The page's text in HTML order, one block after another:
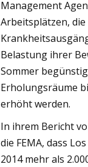
Management
Arbeitsplätzen,
Belastung ihrer
Sommer
Erholungsräume
erhöht werden.
In ihrem Bericht
die FEMA, dass
2014 mehr als